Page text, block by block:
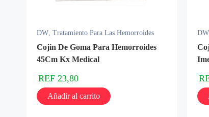
DW, Tratamiento Para Las Hemorroides
Cojin De Goma Para Hemorroides
45Cm Kx Medical
REF 23,80
Añadir al carrito
DW